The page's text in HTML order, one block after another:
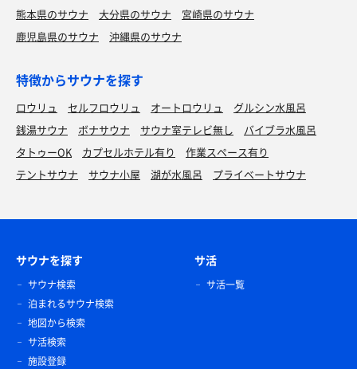
熊本県のサウナ
大分県のサウナ
宮崎県のサウナ
鹿児島県のサウナ
沖縄県のサウナ
特徴からサウナを探す
ロウリュ セルフロウリュ オートロウリュ
グルシン水風呂
銭湯サウナ
ボナサウナ サウナ室テレビ無し
バイブラ水風呂
タトゥーOK
カプセルホテル有り
作業スペース有り
テントサウナ
サウナ小屋 湖が水風呂 プライベートサウナ
サウナを探す
サウナ検索
泊まれるサウナ検索
地図から検索
サ活検索
施設登録
サ活
サ活一覧